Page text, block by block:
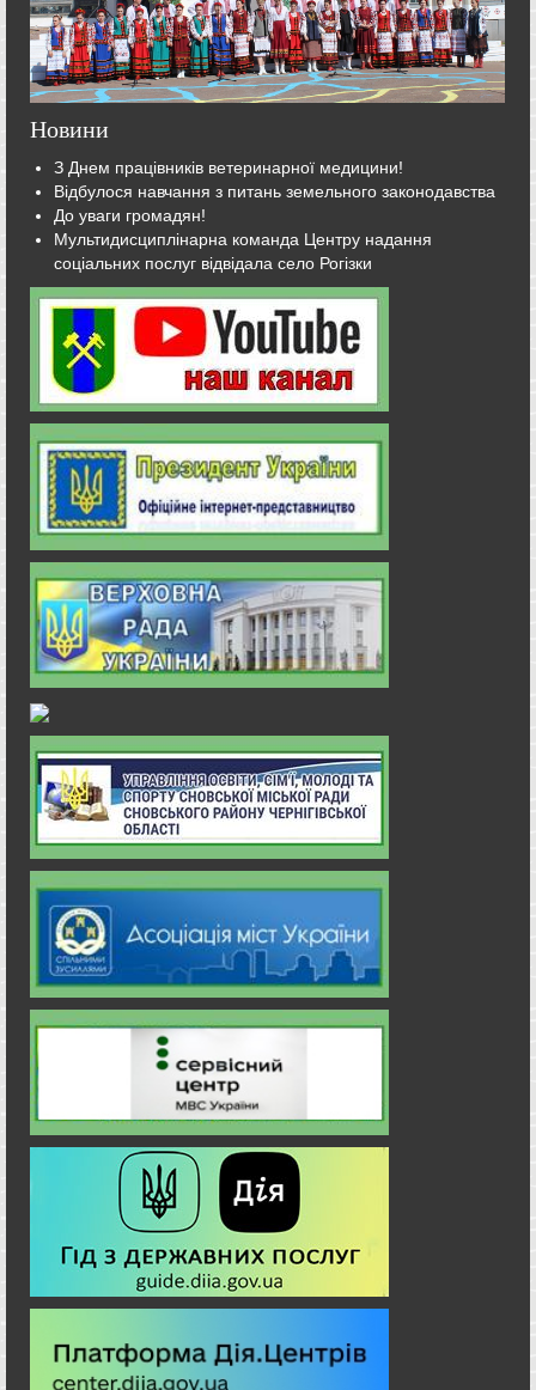
Новини
З Днем працівників ветеринарної медицини!
Відбулося навчання з питань земельного законодавства
До уваги громадян!
Мультидисциплінарна команда Центру надання
соціальних послуг відвідала село Рогізки